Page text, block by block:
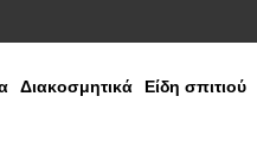
Διακοσμητικά Είδη σπιτιού